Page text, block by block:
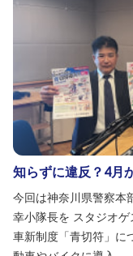
知らずに違反？4月
今回は神奈川県警察本
幸小隊長を スタジオ
車新制度「青切符」に